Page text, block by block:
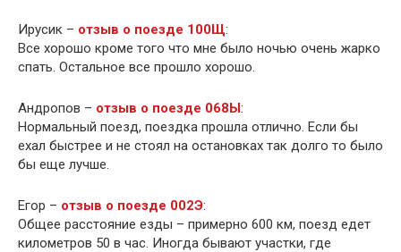
Ирусик – отзыв о поезде 100Щ:
Все хорошо кроме того что мне было ночью очень жарко
спать. Остальное все прошло хорошо.
Андропов – отзыв о поезде 068Ы:
Нормальный поезд, поездка прошла отлично. Если бы
ехал быстрее и не стоял на остановках так долго то было
бы еще лучше.
Егор – отзыв о поезде 002Э:
Общее расстояние езды – примерно 600 км, поезд едет
километров 50 в час. Иногда бывают участки, где